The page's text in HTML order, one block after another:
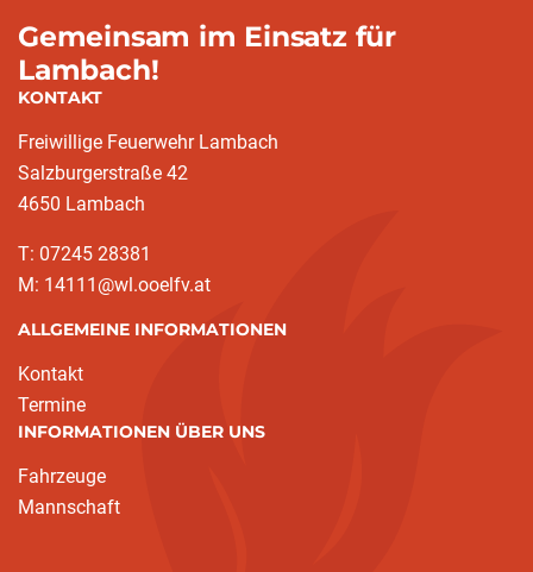
Gemeinsam im Einsatz für
Lambach!
KONTAKT
Freiwillige Feuerwehr Lambach
Salzburgerstraße 42
4650 Lambach
T: 07245 28381
M: 14111@wl.ooelfv.at
ALLGEMEINE INFORMATIONEN
Kontakt
Termine
INFORMATIONEN ÜBER UNS
Fahrzeuge
Mannschaft